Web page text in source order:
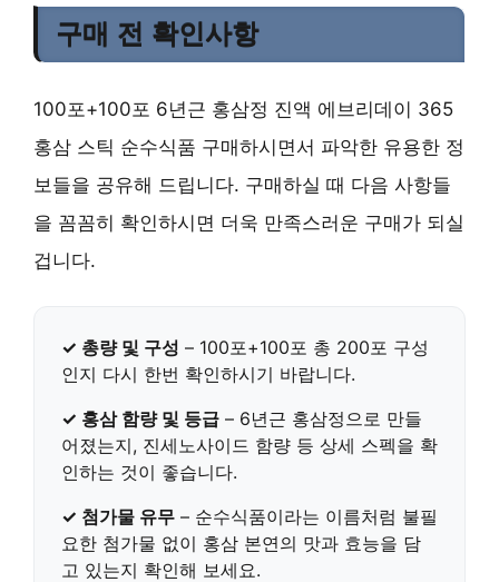
구매 전 확인사항
100포+100포 6년근 홍삼정 진액 에브리데이 365
홍삼 스틱 순수식품 구매하시면서 파악한 유용한 정
보들을 공유해 드립니다. 구매하실 때 다음 사항들
을 꼼꼼히 확인하시면 더욱 만족스러운 구매가 되실
겁니다.
✓ 총량 및 구성 – 100포+100포 총 200포 구성
인지 다시 한번 확인하시기 바랍니다.
✓ 홍삼 함량 및 등급 – 6년근 홍삼정으로 만들
어졌는지, 진세노사이드 함량 등 상세 스펙을 확
인하는 것이 좋습니다.
✓ 첨가물 유무 – 순수식품이라는 이름처럼 불필
요한 첨가물 없이 홍삼 본연의 맛과 효능을 담
고 있는지 확인해 보세요.